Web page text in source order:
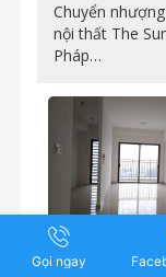
Chuyển
nội thất The
Pháp…
The Sun
Gọi ngay